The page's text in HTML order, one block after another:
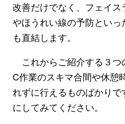
改善だけでなく、フェイ
やほうれい線の予防とい
も直結します。
これからご紹介する３つ
C作業のスキマ合間や休憩
れずに行えるものばかり
にしてみてください。